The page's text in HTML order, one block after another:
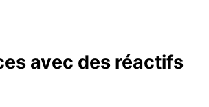
avec des réactifs